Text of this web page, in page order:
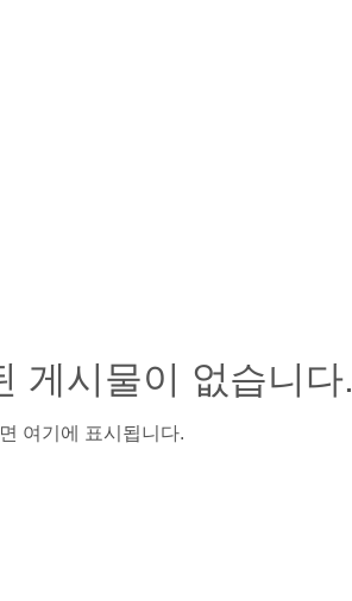
게시물이 없습니다.
여기에 표시됩니다.